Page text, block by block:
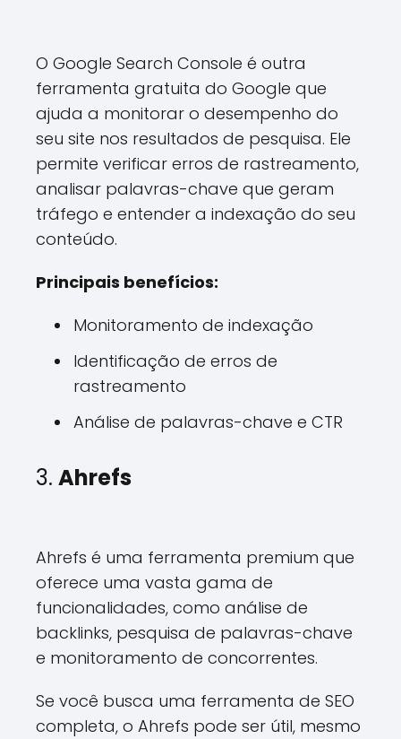
O Google Search Console é outra
ferramenta gratuita do Google que
ajuda a monitorar o desempenho do
seu site nos resultados de pesquisa. Ele
permite verificar erros de rastreamento,
analisar palavras-chave que geram
tráfego e entender a indexação do seu
conteúdo.
Principais benefícios:
Monitoramento de indexação
Identificação de erros de
rastreamento
Análise de palavras-chave e CTR
3. Ahrefs
Ahrefs é uma ferramenta premium que
oferece uma vasta gama de
funcionalidades, como análise de
backlinks, pesquisa de palavras-chave
e monitoramento de concorrentes.
Se você busca uma ferramenta de SEO
completa, o Ahrefs pode ser útil, mesmo